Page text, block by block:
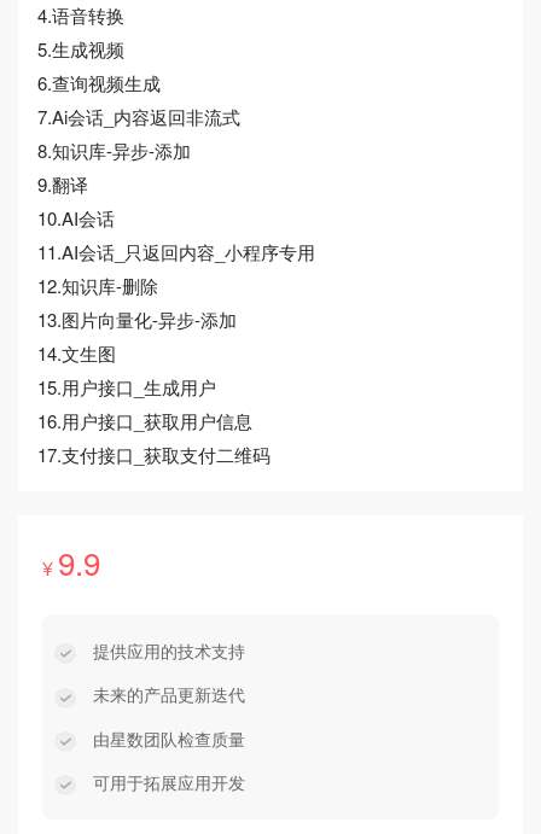
4.语音转换
5.生成视频
6.查询视频生成
7.Ai会话_内容返回非流式
8.知识库-异步-添加
9.翻译
10.AI会话
11.AI会话_只返回内容_小程序专用
12.知识库-删除
13.图片向量化-异步-添加
14.文生图
15.用户接口_生成用户
16.用户接口_获取用户信息
17.支付接口_获取支付二维码
¥ 9.9
提供应用的技术支持
未来的产品更新迭代
由星数团队检查质量
可用于拓展应用开发